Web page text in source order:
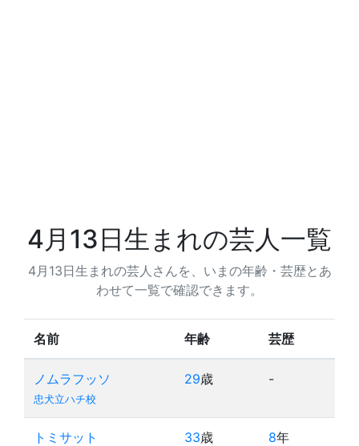
4月13日生まれの芸人一覧
4月13日生まれの芸人さんを、いまの年齢・芸歴とあ
わせて一覧で確認できます。
名前 年齢 芸歴
ノムラフッソ
忠犬立ハチ校
29歳 -
トミサット 33歳 8年